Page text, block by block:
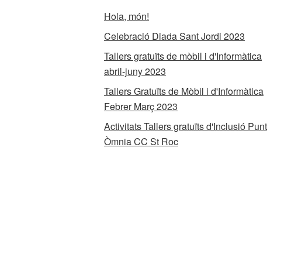
Hola, món!
Celebració Diada Sant Jordi 2023
Tallers gratuïts de mòbil i d'Informàtica
abril-juny 2023
Tallers Gratuïts de Mòbil i d'Informàtica
Febrer Març 2023
Activitats Tallers gratuïts d'Inclusió Punt
Òmnia CC St Roc